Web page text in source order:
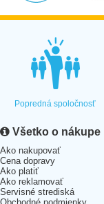
Popredná spoločnosť
Všetko o nákupe
Ako nakupovať
Cena dopravy
Ako platiť
Ako reklamovať
Servisné strediská